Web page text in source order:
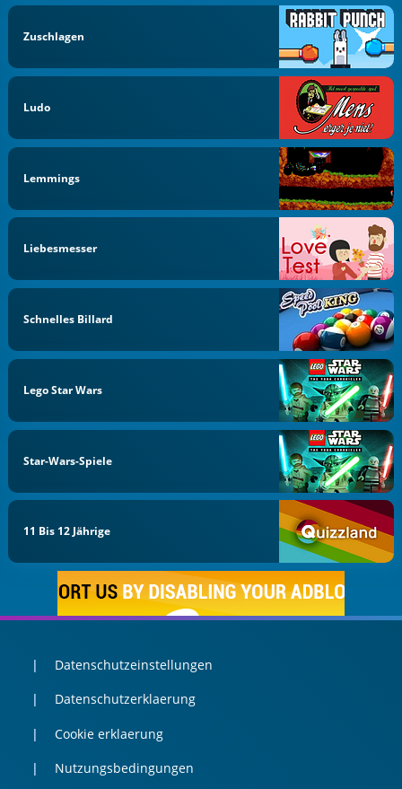
Zuschlagen
Ludo
Lemmings
Liebesmesser
Schnelles Billard
Lego Star Wars
Star-Wars-Spiele
11 Bis 12 Jährige
Datenschutzeinstellungen
Datenschutzerklaerung
Cookie erklaerung
Nutzungsbedingungen